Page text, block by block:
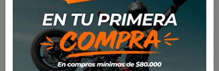
Productos
Bola SW Motech de 1" para tornillo M8
para brazo RAM